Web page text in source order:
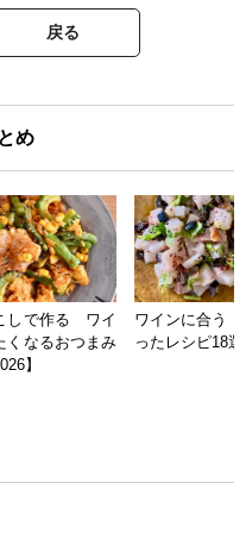
戻る
め
しで作る ワイ
くなるおつまみ
】
ワインに合う
ったレシピ18